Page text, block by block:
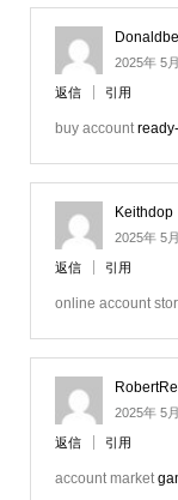
2025年 5
返信 引用
buy account
Keithdop
2025年 5
返信 引用
online account
2025年 5
返信 引用
account market